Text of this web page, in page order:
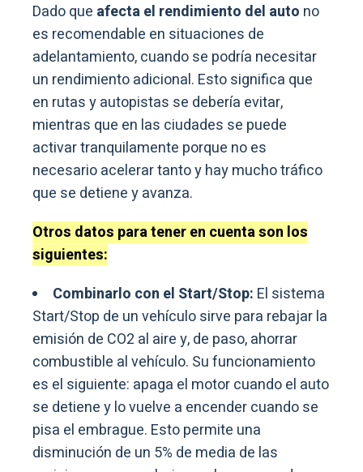
Dado que afecta el rendimiento del auto no
es recomendable en situaciones de
adelantamiento, cuando se podría necesitar
un rendimiento adicional. Esto significa que
en rutas y autopistas se debería evitar,
mientras que en las ciudades se puede
activar tranquilamente porque no es
necesario acelerar tanto y hay mucho tráfico
que se detiene y avanza.
Otros datos para tener en cuenta son los
siguientes:
Combinarlo con el Start/Stop: El sistema
Start/Stop de un vehículo sirve para rebajar la
emisión de CO2 al aire y, de paso, ahorrar
combustible al vehículo. Su funcionamiento
es el siguiente: apaga el motor cuando el auto
se detiene y lo vuelve a encender cuando se
pisa el embrague. Esto permite una
disminución de un 5% de media de las